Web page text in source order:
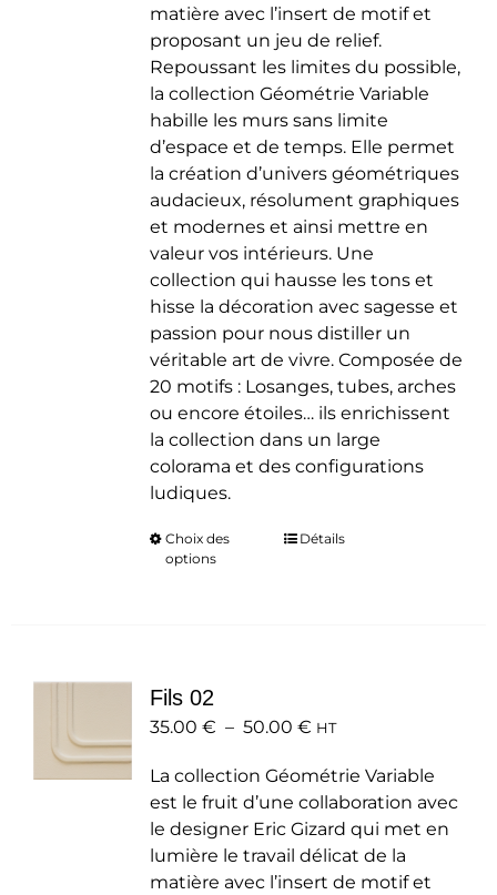
du
produit
matière avec l’insert de motif et
proposant un jeu de relief.
Repoussant les limites du possible,
la collection Géométrie Variable
habille les murs sans limite
d’espace et de temps. Elle permet
la création d’univers géométriques
audacieux, résolument graphiques
et modernes et ainsi mettre en
valeur vos intérieurs. Une
collection qui hausse les tons et
hisse la décoration avec sagesse et
passion pour nous distiller un
véritable art de vivre. Composée de
20 motifs : Losanges, tubes, arches
ou encore étoiles… ils enrichissent
la collection dans un large
colorama et des configurations
ludiques.
Choix des
options
Ce
peuvent
choisies
sur
la
page
du
Détails
Fils 02
35.00 € – 50.00 €Plage
prix :
35.00 €
à
50.00 €
HT
La collection Géométrie Variable
est le fruit d’une collaboration avec
le designer Eric Gizard qui met en
lumière le travail délicat de la
matière avec l’insert de motif et